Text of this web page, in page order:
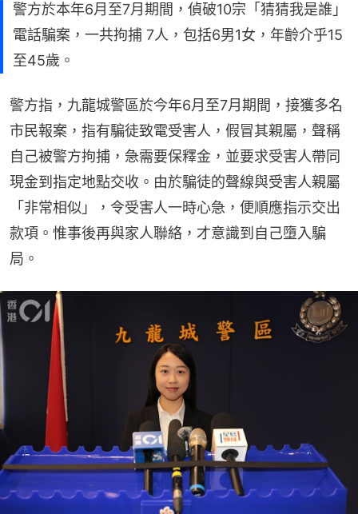
警方於本年6月至7月期間，偵破10宗「猜猜我是誰」
電話騙案，一共拘捕 7人，包括6男1女，年齡介乎15
至45歲。
警方指，九龍城警區於今年6月至7月期間，接獲多名
市民報案，指有騙徒致電受害人，假冒其親屬，聲稱
自己被警方拘捕，急需要保釋金，並要求受害人帶同
現金到指定地點交收。由於騙徒的聲線與受害人親屬
「非常相似」，令受害人一時心急，便順應指示交出
款項。惟事後再與家人聯絡，才意識到自己墮入騙
局。